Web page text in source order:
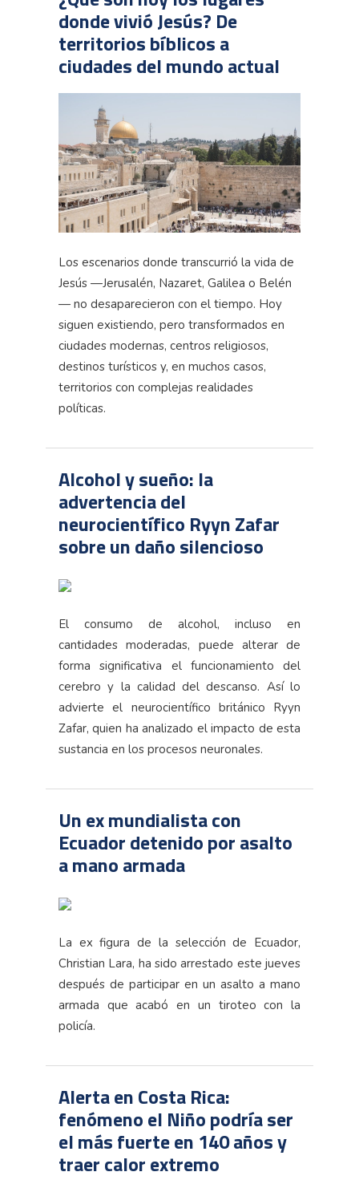
donde vivió Jesús? De
territorios bíblicos a
ciudades del mundo actual
Los escenarios donde transcurrió la vida de
Jesús —Jerusalén, Nazaret, Galilea o Belén
— no desaparecieron con el tiempo. Hoy
siguen existiendo, pero transformados en
ciudades modernas, centros religiosos,
destinos turísticos y, en muchos casos,
territorios con complejas realidades
políticas.
Alcohol y sueño: la
advertencia del
neurocientífico Ryyn Zafar
sobre un daño silencioso
El consumo de alcohol, incluso en
cantidades moderadas, puede alterar de
forma significativa el funcionamiento del
cerebro y la calidad del descanso. Así lo
advierte el neurocientífico británico Ryyn
Zafar, quien ha analizado el impacto de esta
sustancia en los procesos neuronales.
Un ex mundialista con
Ecuador detenido por asalto
a mano armada
La ex figura de la selección de Ecuador,
Christian Lara, ha sido arrestado este jueves
después de participar en un asalto a mano
armada que acabó en un tiroteo con la
policía.
Alerta en Costa Rica:
fenómeno el Niño podría ser
el más fuerte en 140 años y
traer calor extremo